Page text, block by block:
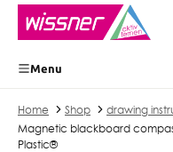
content
Menu
Home Shop
drawing
Magnetic blackboard
Plastic®